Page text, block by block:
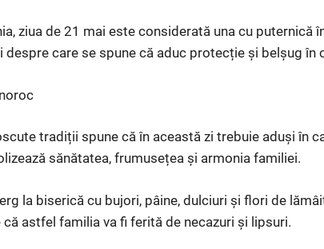
ziua de 21 mai este considerată una cu puternică
care se spune că aduc protecție și belșug în
tradiții spune că în această zi trebuie aduși în
sănătatea, frumusețea și armonia familiei.
la biserică cu bujori, pâine, dulciuri și flori de
că astfel familia va fi ferită de necazuri și lipsuri.